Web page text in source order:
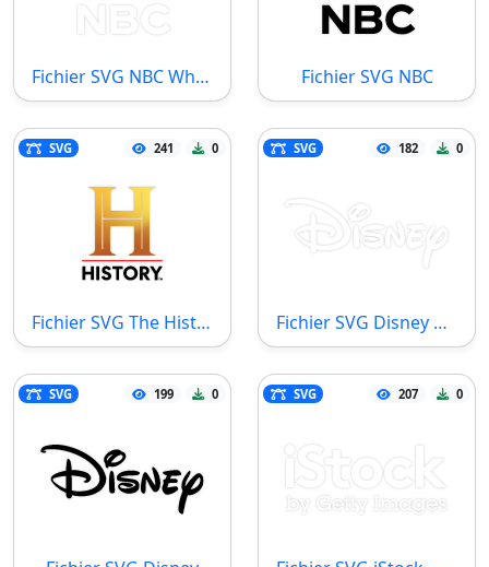
Fichier SVG NBC White Fichier SVG NBC
SVG 241 0
Fichier SVG The History Channel
SVG 182 0
Fichier SVG Disney White
SVG 199 0 SVG 207 0